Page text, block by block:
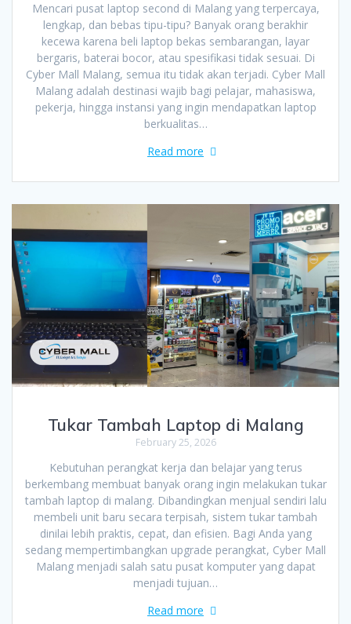
Mencari pusat laptop second di Malang yang terpercaya,
lengkap, dan bebas tipu-tipu? Banyak orang berakhir
kecewa karena beli laptop bekas sembarangan, layar
bergaris, baterai bocor, atau spesifikasi tidak sesuai. Di
Cyber Mall Malang, semua itu tidak akan terjadi. Cyber Mall
Malang adalah destinasi wajib bagi pelajar, mahasiswa,
pekerja, hingga instansi yang ingin mendapatkan laptop
berkualitas…
Read more
Tukar Tambah Laptop di Malang
February 25, 2026
Kebutuhan perangkat kerja dan belajar yang terus
berkembang membuat banyak orang ingin melakukan tukar
tambah laptop di malang. Dibandingkan menjual sendiri lalu
membeli unit baru secara terpisah, sistem tukar tambah
dinilai lebih praktis, cepat, dan efisien. Bagi Anda yang
sedang mempertimbangkan upgrade perangkat, Cyber Mall
Malang menjadi salah satu pusat komputer yang dapat
menjadi tujuan…
Read more